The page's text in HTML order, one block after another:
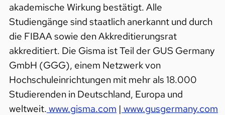
akademische Wirkung bestätigt. Alle
Studiengänge sind staatlich anerkannt und durch
die FIBAA sowie den Akkreditierungsrat
akkreditiert. Die Gisma ist Teil der GUS Germany
GmbH (GGG), einem Netzwerk von
Hochschuleinrichtungen mit mehr als 18.000
Studierenden in Deutschland, Europa und
weltweit. www.gisma.com | www.gusgermany.com